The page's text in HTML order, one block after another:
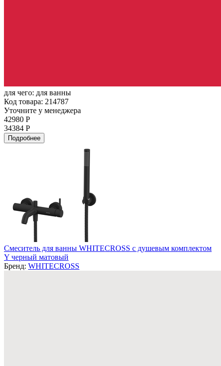
для чего: для ванны
Код товара: 214787
Уточните у менеджера
42980 Р
34384 Р
Подробнее
Смеситель для ванны WHITECROSS с душевым комплектом
Y черный матовый
Бренд: WHITECROSS